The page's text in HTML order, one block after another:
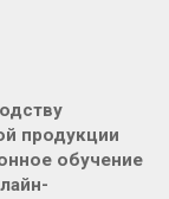
продукции
обучение